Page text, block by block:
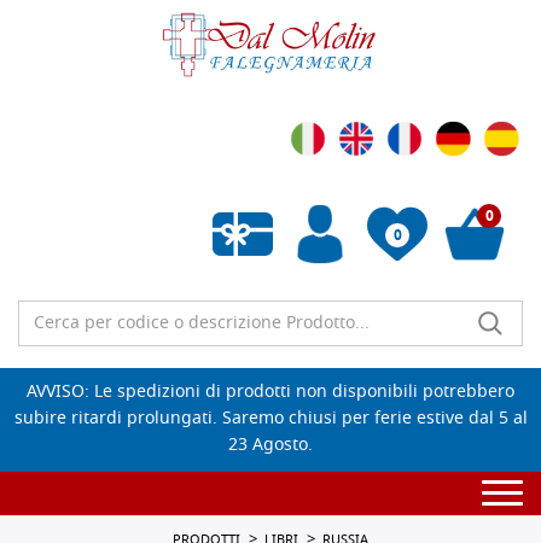
0
Wishlist vuota
0
AVVISO: Le spedizioni di prodotti non disponibili potrebbero
subire ritardi prolungati. Saremo chiusi per ferie estive dal 5 al
23 Agosto.